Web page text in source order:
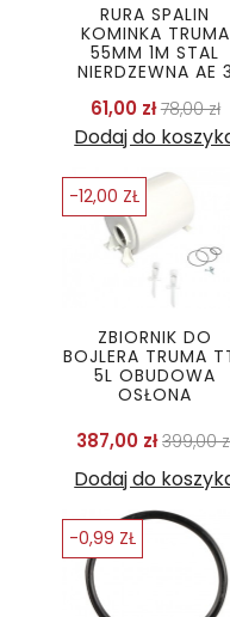
RURA SPALIN
KOMINKA TRUMA
55MM 1M STAL
NIERDZEWNA AE 3
61,00 złCena
78,00 zł
Dodaj do
ZBIORNIK DO
BOJLERA TRUMA
5L OBUDOWA
OSŁONA
387,00 złCena
399,00
Dodaj do
-12,00 ZŁ
-0,99 ZŁ